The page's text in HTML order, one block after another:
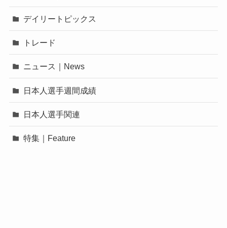
デイリートピックス
トレード
ニュース｜News
日本人選手週間成績
日本人選手関連
特集｜Feature